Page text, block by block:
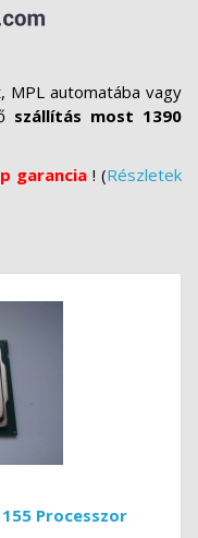
MPL automatába vagy
szállítás most 1390
garancia ! (Részletek
Processzor